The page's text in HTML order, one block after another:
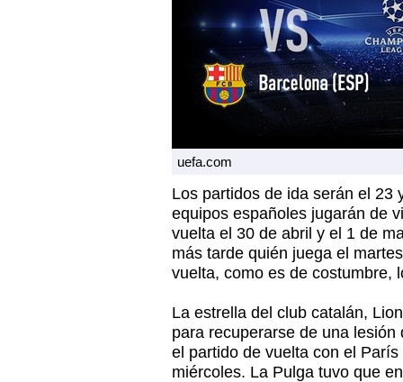
uefa.com
Los partidos de ida serán el 23
equipos españoles jugarán de
vuelta el 30 de abril y el 1 de
más tarde quién juega el
vuelta, como es de costumbre,
La estrella del club catalán,
para recuperarse de una
el partido de vuelta con el
miércoles. La Pulga tuvo que